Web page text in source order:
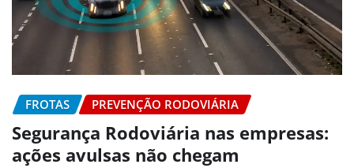
FROTAS PREVENÇÃO RODOVIÁRIA
Segurança Rodoviária nas empresas:
ações avulsas não chegam